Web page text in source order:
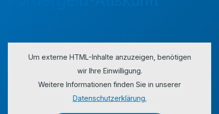
Um externe HTML-Inhalte anzuzeigen, benötigen
wir Ihre Einwilligung.
Weitere Informationen finden Sie in unserer
Datenschutzerklärung.